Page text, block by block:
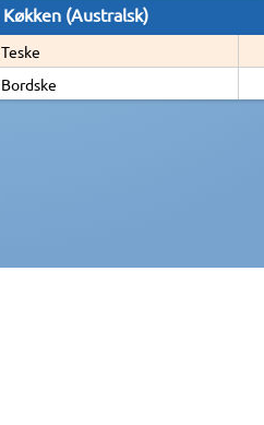
Køkken (Australsk)
Teske
Bordske